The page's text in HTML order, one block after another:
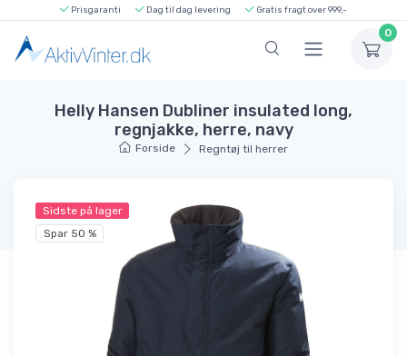
Prisgaranti Dag til dag levering Gratis fragt over 999,-
0
Helly Hansen Dubliner insulated long,
regnjakke, herre, navy
Forside Regntøj til herrer
Sidste på lager
Spar 50 %